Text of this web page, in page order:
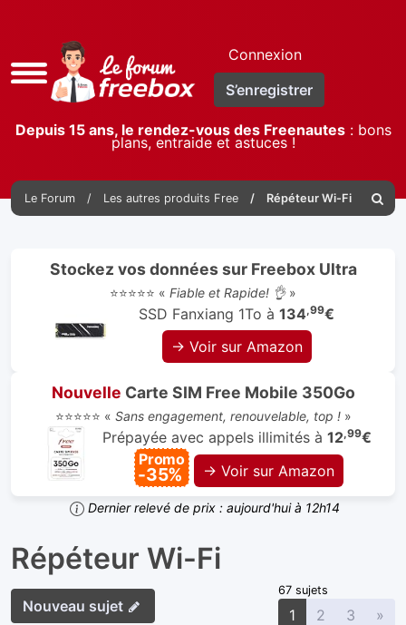
Accès
rapide
Connexion
S’enregistrer
Depuis 15 ans, le rendez-vous des Freenautes: bons
plans, entraide et astuces !
Le Forum Les autres produits Free Répéteur Wi-Fi
Stockez vos données sur Freebox Ultra
⭐⭐⭐⭐⭐ « Fiable et Rapide! 👌»
SSD Fanxiang 1To à 134,99€
→ Voir sur Amazon
Nouvelle Carte SIM Free Mobile 350Go
⭐⭐⭐⭐⭐ « Sans engagement, renouvelable, top !»
Prépayée avec appels illimités à 12,99€
Promo
-35% → Voir sur Amazon
Dernier relevé de prix : aujourd'hui à 12h14
Répéteur Wi-Fi
Nouveau sujet
67 sujets
1 2 3 »